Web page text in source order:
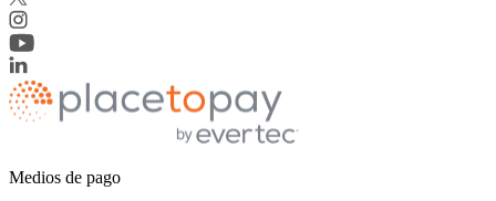
Medios de pago